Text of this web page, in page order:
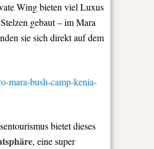
Wing bieten viel Luxus
gebaut – im Mara
sie sich direkt auf dem
bietet dieses
, eine super